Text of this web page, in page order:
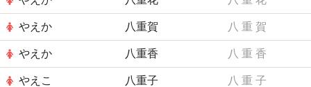
やえか 八重賀 八 重 賀
やえか 八重香 八 重 香
やえこ 八重子 八 重 子